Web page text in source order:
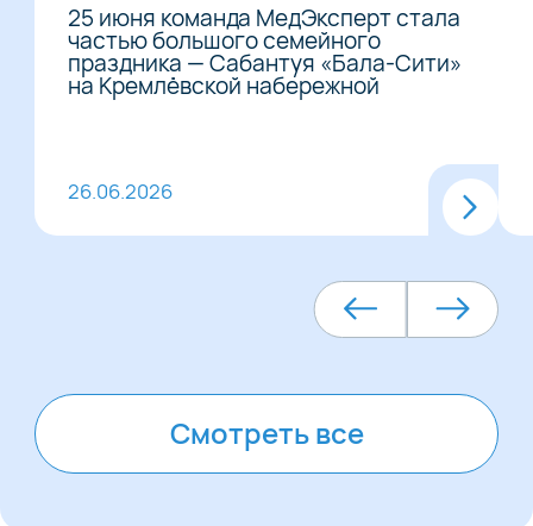
25 июня команда МедЭксперт стала
частью большого семейного
праздника — Сабантуя «Бала-Сити»
на Кремлёвской набережной
26.06.2026
Смотреть все